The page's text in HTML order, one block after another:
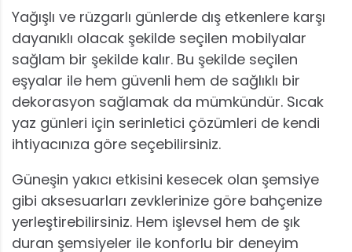
Yağışlı ve rüzgarlı günlerde dış etkenlere karşı
dayanıklı olacak şekilde seçilen mobilyalar
sağlam bir şekilde kalır. Bu şekilde seçilen
eşyalar ile hem güvenli hem de sağlıklı bir
dekorasyon sağlamak da mümkündür. Sıcak
yaz günleri için serinletici çözümleri de kendi
ihtiyacınıza göre seçebilirsiniz.
Güneşin yakıcı etkisini kesecek olan şemsiye
gibi aksesuarları zevklerinize göre bahçenize
yerleştirebilirsiniz. Hem işlevsel hem de şık
duran şemsiyeler ile konforlu bir deneyim